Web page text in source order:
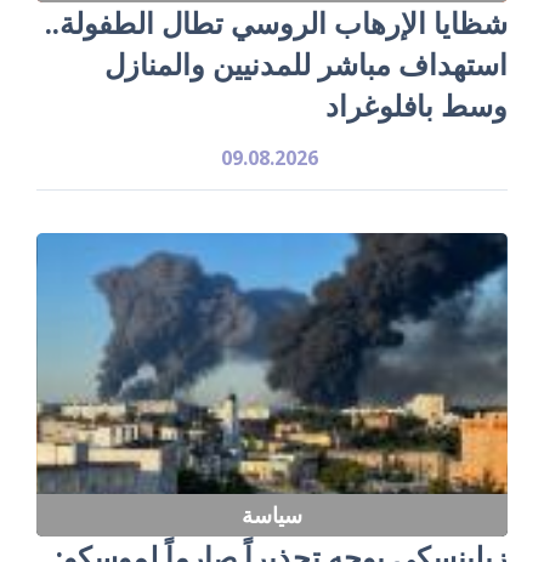
شظايا الإرهاب الروسي تطال الطفولة..
استهداف مباشر للمدنيين والمنازل
وسط بافلوغراد
09.08.2026
سياسة